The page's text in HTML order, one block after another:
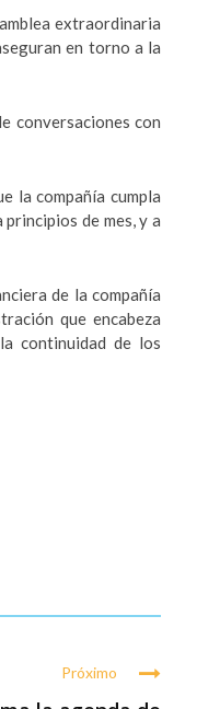
extraordinaria
en torno a la
conversaciones con
la compañía cumpla
de mes, y a
de la compañía
que encabeza
continuidad de los
Próximo